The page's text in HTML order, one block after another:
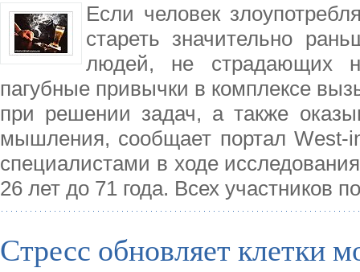
Если человек
стареть значительно
людей, не страдающих
пагубные привычки в комплексе
при решении задач, а также
мышления, сообщает портал West-
специалистами в ходе
26 лет до 71 года. Всех участников
Стресс обновляет клетки